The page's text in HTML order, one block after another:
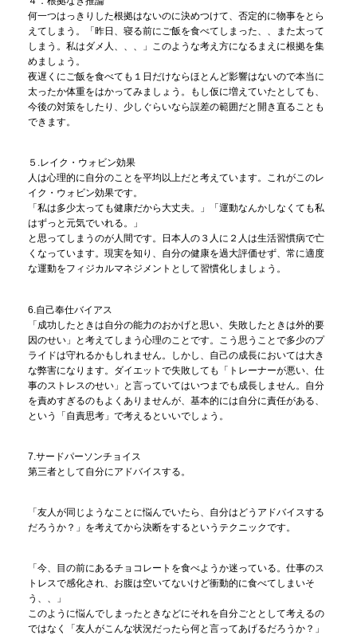
何一つはっきりした根拠はないのに決めつけて、否定的に物事をとら
えてしまう。「昨日、寝る前にご飯を食べてしまった、、また太って
しまう。私はダメ人、、、」このような考え方になるまえに根拠を集
めましょう。
夜遅くにご飯を食べても１日だけならほとんど影響はないので本当に
太ったか体重をはかってみましょう。もし仮に増えていたとしても、
今後の対策をしたり、少しぐらいなら誤差の範囲だと開き直ることも
できます。
５.レイク・ウォビン効果
人は心理的に自分のことを平均以上だと考えています。これがこのレ
イク・ウォビン効果です。
「私は多少太っても健康だから大丈夫。」「運動なんかしなくても私
はずっと元気でいれる。」
と思ってしまうのが人間です。日本人の３人に２人は生活習慣病で亡
くなっています。現実を知り、自分の健康を過大評価せず、常に適度
な運動をフィジカルマネジメントとして習慣化しましょう。
6.自己奉仕バイアス
「成功したときは自分の能力のおかげと思い、失敗したときは外的要
因のせい」と考えてしまう心理のことです。こう思うことで多少のプ
ライドは守れるかもしれません。しかし、自己の成長においては大き
な弊害になります。ダイエットで失敗しても「トレーナーが悪い、仕
事のストレスのせい」と言っていてはいつまでも成長しません。自分
を責めすぎるのもよくありませんが、基本的には自分に責任がある、
という「自責思考」で考えるといいでしょう。
7.サードパーソンチョイス
第三者として自分にアドバイスする。
「友人が同じようなことに悩んでいたら、自分はどうアドバイスする
だろうか？」を考えてから決断をするというテクニックです。
「今、目の前にあるチョコレートを食べようか迷っている。仕事のス
トレスで感化され、お腹は空いてないけど衝動的に食べてしまいそ
う、、」
このように悩んでしまったときなどにそれを自分ごととして考えるの
ではなく「友人がこんな状況だったら何と言ってあげるだろうか？」